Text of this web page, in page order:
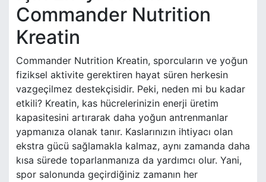
Commander Nutrition
Kreatin
Commander Nutrition Kreatin, sporcuların ve yoğun
fiziksel aktivite gerektiren hayat süren herkesin
vazgeçilmez destekçisidir. Peki, neden mi bu kadar
etkili? Kreatin, kas hücrelerinizin enerji üretim
kapasitesini artırarak daha yoğun antrenmanlar
yapmanıza olanak tanır. Kaslarınızın ihtiyacı olan
ekstra gücü sağlamakla kalmaz, aynı zamanda daha
kısa sürede toparlanmanıza da yardımcı olur. Yani,
spor salonunda geçirdiğiniz zamanın her